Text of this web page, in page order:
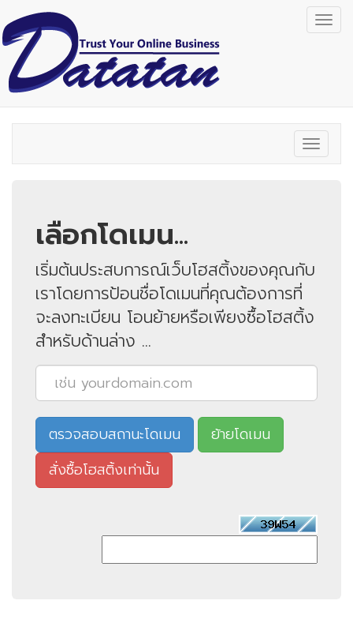
Toggle
เลือกโดเมน...
เริ่มต้นประสบการณ์เว็บโฮสติ้งของคุณกับ
เราโดยการป้อนชื่อโดเมนที่คุณต้องการที่
จะลงทะเบียน โอนย้ายหรือเพียงซื้อโฮสติ้ง
สำหรับด้านล่าง ...